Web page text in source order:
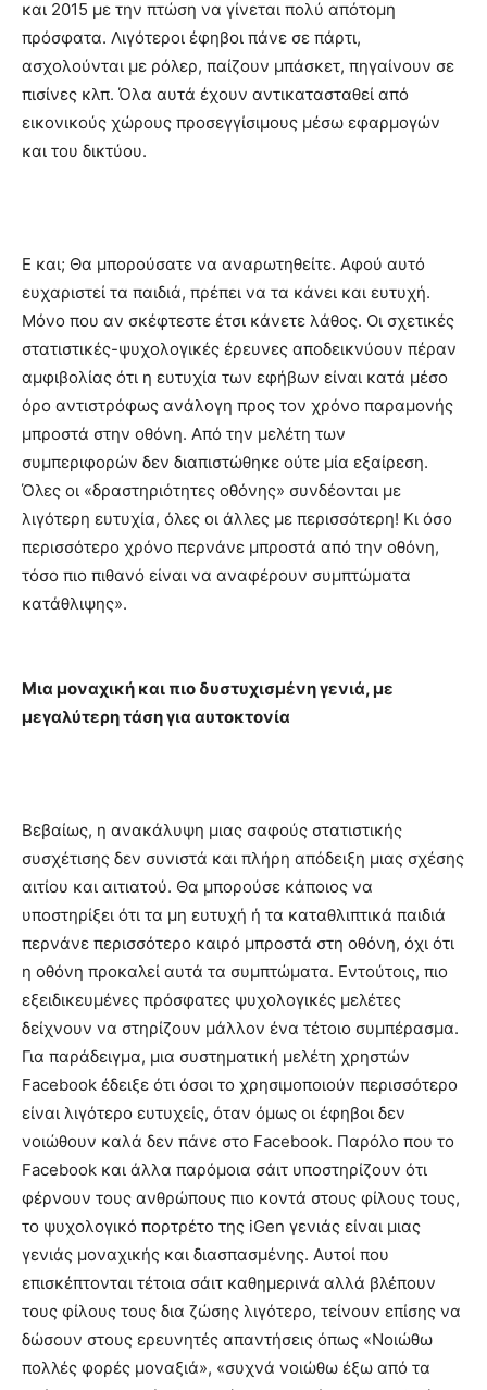
και 2015 με την πτώση να γίνεται πολύ απότομη
πρόσφατα. Λιγότεροι έφηβοι πάνε σε πάρτι,
ασχολούνται με ρόλερ, παίζουν μπάσκετ, πηγαίνουν σε
πισίνες κλπ. Όλα αυτά έχουν αντικατασταθεί από
εικονικούς χώρους προσεγγίσιμους μέσω εφαρμογών
και του δικτύου.
Ε και; Θα μπορούσατε να αναρωτηθείτε. Αφού αυτό
ευχαριστεί τα παιδιά, πρέπει να τα κάνει και ευτυχή.
Μόνο που αν σκέφτεστε έτσι κάνετε λάθος. Οι σχετικές
στατιστικές-ψυχολογικές έρευνες αποδεικνύουν πέραν
αμφιβολίας ότι η ευτυχία των εφήβων είναι κατά μέσο
όρο αντιστρόφως ανάλογη προς τον χρόνο παραμονής
μπροστά στην οθόνη. Από την μελέτη των
συμπεριφορών δεν διαπιστώθηκε ούτε μία εξαίρεση.
Όλες οι «δραστηριότητες οθόνης» συνδέονται με
λιγότερη ευτυχία, όλες οι άλλες με περισσότερη! Κι όσο
περισσότερο χρόνο περνάνε μπροστά από την οθόνη,
τόσο πιο πιθανό είναι να αναφέρουν συμπτώματα
κατάθλιψης».
Μια μοναχική και πιο δυστυχισμένη γενιά, με
μεγαλύτερη τάση για αυτοκτονία
Βεβαίως, η ανακάλυψη μιας σαφούς στατιστικής
συσχέτισης δεν συνιστά και πλήρη απόδειξη μιας σχέσης
αιτίου και αιτιατού. Θα μπορούσε κάποιος να
υποστηρίξει ότι τα μη ευτυχή ή τα καταθλιπτικά παιδιά
περνάνε περισσότερο καιρό μπροστά στη οθόνη, όχι ότι
η οθόνη προκαλεί αυτά τα συμπτώματα. Εντούτοις, πιο
εξειδικευμένες πρόσφατες ψυχολογικές μελέτες
δείχνουν να στηρίζουν μάλλον ένα τέτοιο συμπέρασμα.
Για παράδειγμα, μια συστηματική μελέτη χρηστών
Facebook έδειξε ότι όσοι το χρησιμοποιούν περισσότερο
είναι λιγότερο ευτυχείς, όταν όμως οι έφηβοι δεν
νοιώθουν καλά δεν πάνε στο Facebook. Παρόλο που το
Facebook και άλλα παρόμοια σάιτ υποστηρίζουν ότι
φέρνουν τους ανθρώπους πιο κοντά στους φίλους τους,
το ψυχολογικό πορτρέτο της iGen γενιάς είναι μιας
γενιάς μοναχικής και διασπασμένης. Αυτοί που
επισκέπτονται τέτοια σάιτ καθημερινά αλλά βλέπουν
τους φίλους τους δια ζώσης λιγότερο, τείνουν επίσης να
δώσουν στους ερευνητές απαντήσεις όπως «Νοιώθω
πολλές φορές μοναξιά», «συχνά νοιώθω έξω από τα